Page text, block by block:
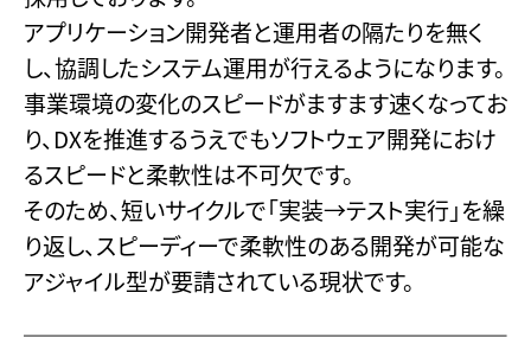
アプリケーション開発者と運用者の隔たりを無く
し、協調したシステム運用が行えるようになります。
事業環境の変化のスピードがますます速くなってお
り、DXを推進するうえでもソフトウェア開発におけ
るスピードと柔軟性は不可欠です。
そのため、短いサイクルで「実装→テスト実行」を繰
り返し、スピーディーで柔軟性のある開発が可能な
アジャイル型が要請されている現状です。